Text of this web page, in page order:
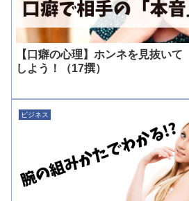
【口癖の心理】ホンネを見抜い
しよう！（17撰）
ビジネス